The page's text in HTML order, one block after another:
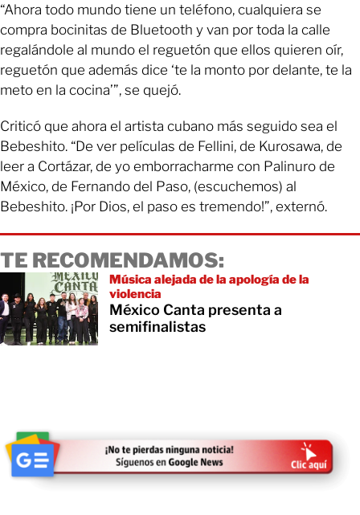
“Ahora todo mundo tiene un teléfono, cualquiera se
compra bocinitas de Bluetooth y van por toda la calle
regalándole al mundo el reguetón que ellos quieren oír,
reguetón que además dice ‘te la monto por delante, te la
meto en la cocina’”, se quejó.
Criticó que ahora el artista cubano más seguido sea el
Bebeshito. “De ver películas de Fellini, de Kurosawa, de
leer a Cortázar, de yo emborracharme con Palinuro de
México, de Fernando del Paso, (escuchemos) al
Bebeshito. ¡Por Dios, el paso es tremendo!”, externó.
TE RECOMENDAMOS:
Música alejada de la apología de la
violencia
México Canta presenta a
semifinalistas